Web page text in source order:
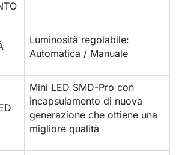
Luminosità regolabile:
Automatica / Manuale
Mini LED SMD-Pro con
incapsulamento di nuova
generazione che ottiene una
migliore qualità